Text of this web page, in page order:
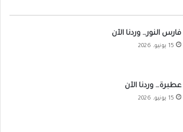
فارس النور… وردنا الآن
15 يونيو، 2026
عطبرة… وردنا الآن
15 يونيو، 2026